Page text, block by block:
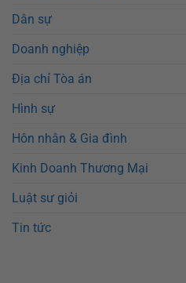
Dân sự
Doanh nghiệp
Địa chỉ Tòa án
Hình sự
Hôn nhân & Gia đình
Kinh Doanh Thương Mại
Luật sư giỏi
Tin tức